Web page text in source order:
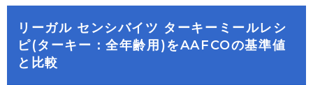
リーガル センシバイツ ターキーミールレシ
ピ(ターキー：全年齢用)をAAFCOの基準値
と比較